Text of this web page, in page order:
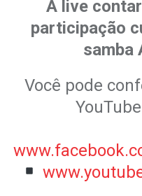
A live
participação
samba
Você pode